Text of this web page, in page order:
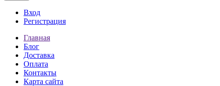
Вход
Регистрация
Главная
Блог
Доставка
Оплата
Контакты
Карта сайта